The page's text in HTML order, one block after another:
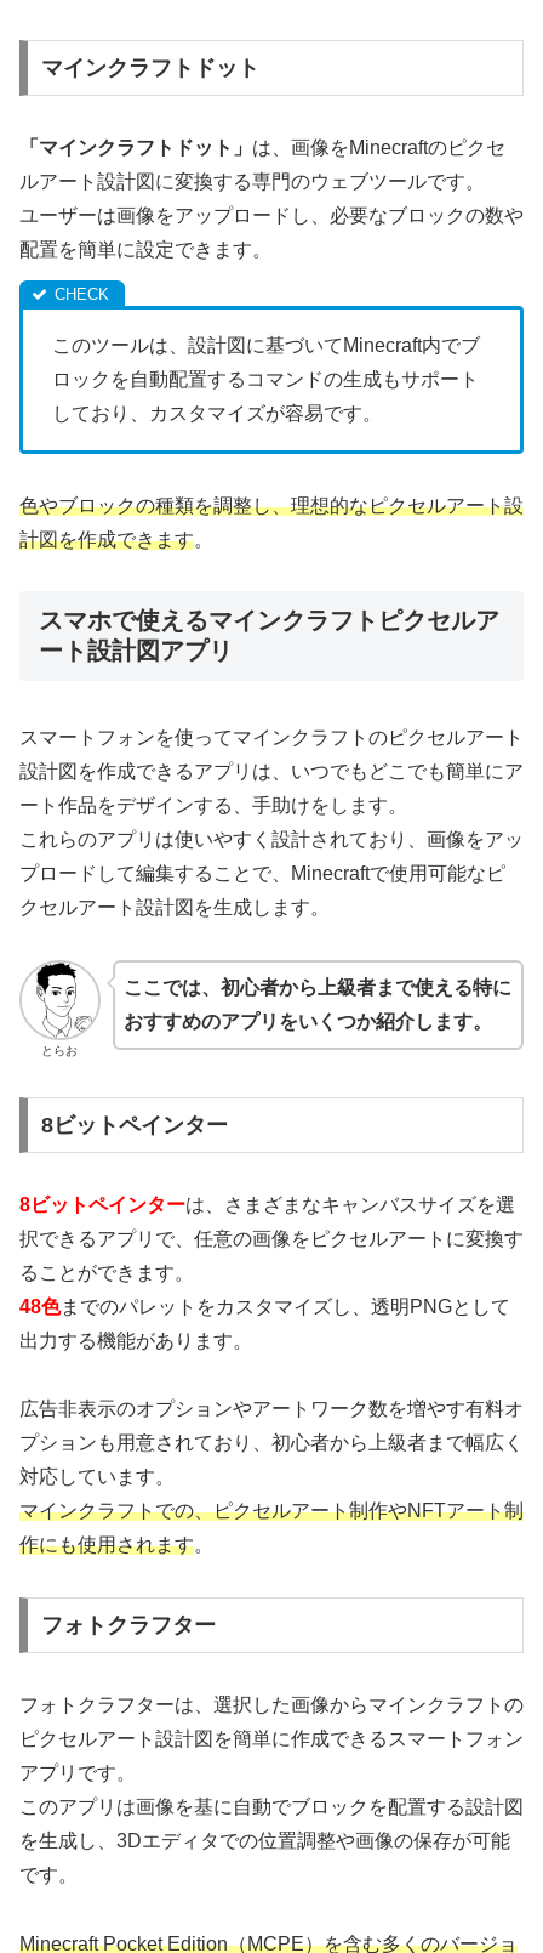
マインクラフトドット
「マインクラフトドット」 は、画像をMinecraftのピクセ
ルアート設計図に変換する専門のウェブツールです。
ユーザーは画像をアップロードし、必要なブロックの数や
配置を簡単に設定できます。
このツールは、設計図に基づいてMinecraft内でブ
ロックを自動配置するコマンドの生成もサポート
しており、カスタマイズが容易です。
色やブロックの種類を調整し、理想的なピクセルアート設
計図を作成できます。
スマホで使えるマインクラフトピクセルア
ート設計図アプリ
スマートフォンを使ってマインクラフトのピクセルアート
設計図を作成できるアプリは、いつでもどこでも簡単にア
ート作品をデザインする、手助けをします。
これらのアプリは使いやすく設計されており、画像をアッ
プロードして編集することで、Minecraftで使用可能なピ
クセルアート設計図を生成します。
とらお
ここでは、初心者から上級者まで使える特に
おすすめのアプリをいくつか紹介します。
8ビットペインター
8ビットペインターは、さまざまなキャンバスサイズを選
択できるアプリで、任意の画像をピクセルアートに変換す
ることができます。
48色までのパレットをカスタマイズし、透明PNGとして
出力する機能があります。
広告非表示のオプションやアートワーク数を増やす有料オ
プションも用意されており、初心者から上級者まで幅広く
対応しています。
マインクラフトでの、ピクセルアート制作やNFTアート制
作にも使用されます。
フォトクラフター
フォトクラフターは、選択した画像からマインクラフトの
ピクセルアート設計図を簡単に作成できるスマートフォン
アプリです。
このアプリは画像を基に自動でブロックを配置する設計図
を生成し、3Dエディタでの位置調整や画像の保存が可能
です。
Minecraft Pocket Edition（MCPE）を含む多くのバージョ